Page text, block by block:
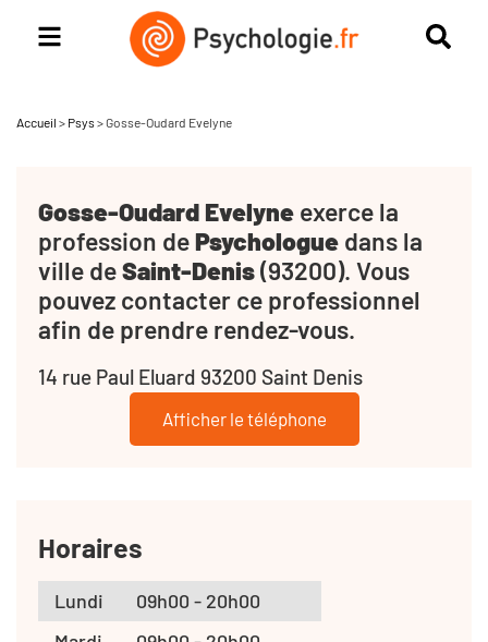
Accueil > Psys >Gosse-Oudard Evelyne
Gosse-Oudard Evelyne exerce la
profession dePsychologue dans la
ville deSaint-Denis(93200). Vous
pouvez contacter ce professionnel
afin de prendre rendez-vous.
14 rue Paul Eluard 93200 Saint Denis
Afficher le téléphone
Horaires
Lundi
09h00 - 20h00